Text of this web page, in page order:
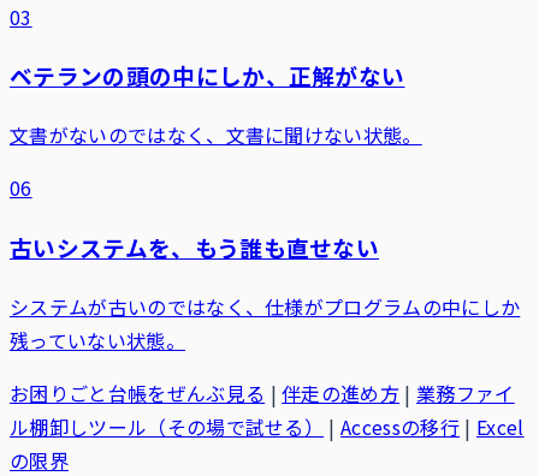
03
ベテランの頭の中にしか、正解がない
文書がないのではなく、文書に聞けない状態。
06
古いシステムを、もう誰も直せない
システムが古いのではなく、仕様がプログラムの中にしか
残っていない状態。
お困りごと台帳をぜんぶ見る | 伴走の進め方 | 業務ファイ
ル棚卸しツール（その場で試せる）
| Accessの移行 | Excel
の限界